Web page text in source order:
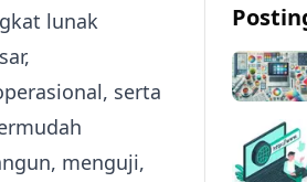
lunak
serta
menguji,